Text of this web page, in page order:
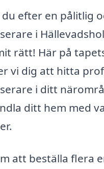
efter en pålitlig
i
rätt! Här på
vi dig att hitta
i ditt
ditt hem med
att beställa flera